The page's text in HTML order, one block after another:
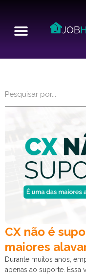
CX não é
maiores
Durante muitos anos,
apenas ao suporte.